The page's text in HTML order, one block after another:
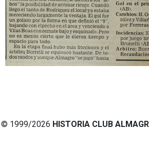
© 1999/2026 HISTORIA CLUB